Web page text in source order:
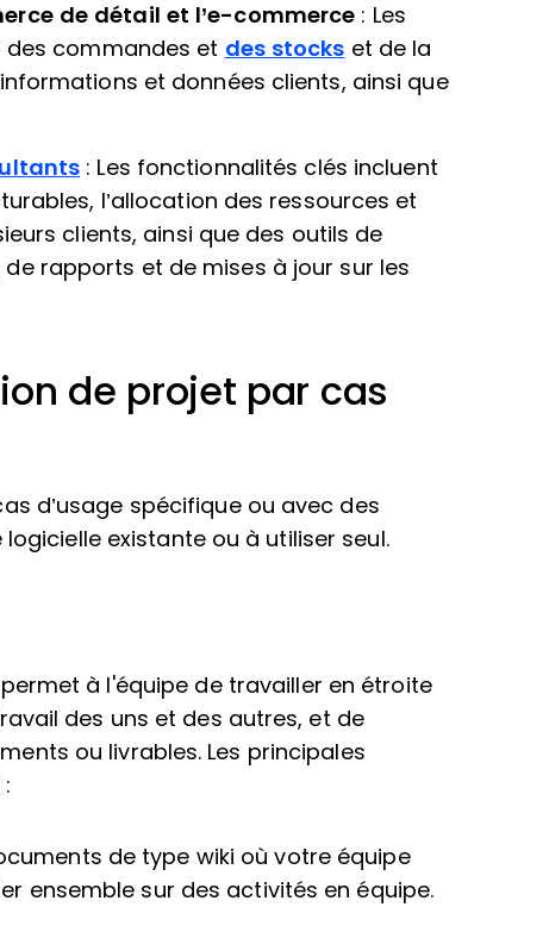
de détail et l’e-commerce : Les
commandes et des stocks et de la
et données clients, ainsi que
: Les fonctionnalités clés incluent
l’allocation des ressources et
clients, ainsi que des outils de
rapports et de mises à jour sur les
de projet par cas
d’usage spécifique ou avec des
existante ou à utiliser seul.
permet à l'équipe de travailler en étroite
des uns et des autres, et de
ou livrables. Les principales
de type wiki où votre équipe
ensemble sur des activités en équipe.